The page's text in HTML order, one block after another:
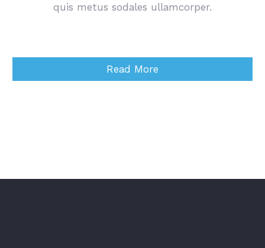
quis metus sodales ullamcorper.
Read More